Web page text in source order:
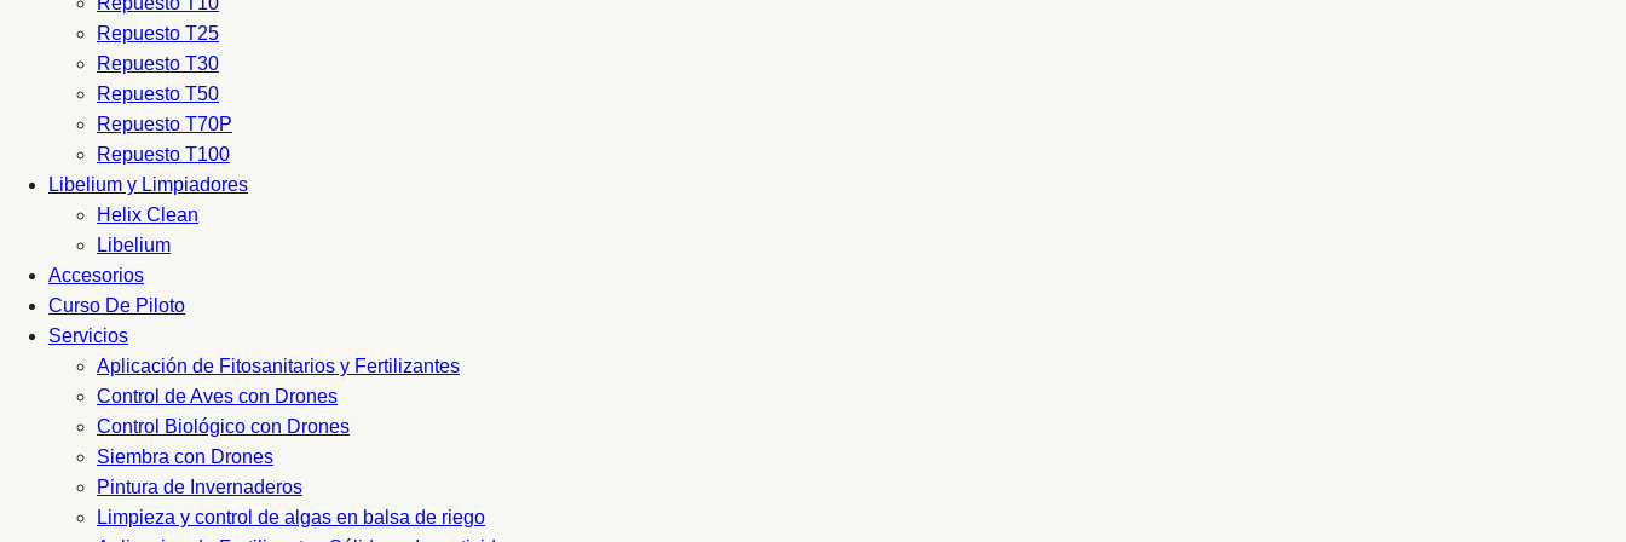
Repuesto T25
Repuesto T30
Repuesto T50
Repuesto T70P
Repuesto T100
Libelium y Limpiadores
Helix Clean
Libelium
Accesorios
Curso De Piloto
Servicios
Aplicación de Fitosanitarios y Fertilizantes
Control de Aves con Drones
Control Biológico con Drones
Siembra con Drones
Pintura de Invernaderos
Limpieza y control de algas en balsa de riego